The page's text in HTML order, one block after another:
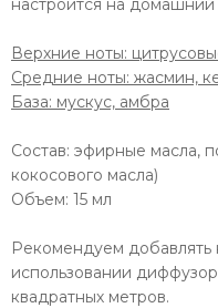
Верхние ноты:
Средние ноты: жасмин,
База: мускус, амбра
Состав: эфирные масла,
кокосового масла)
Объем: 15 мл
Рекомендуем добавлять
использовании
квадратных метров.